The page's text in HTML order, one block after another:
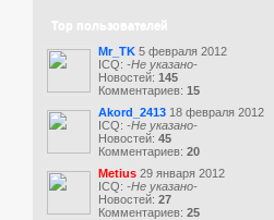
Top пользователей
Mr_TK 5 февраля 2012
ICQ: -Не указано-
Новостей: 145
Комментариев: 15
Akord_2413 18 февраля 2012
ICQ: -Не указано-
Новостей: 45
Комментариев: 20
Metius 29 января 2012
ICQ: -Не указано-
Новостей: 27
Комментариев: 25